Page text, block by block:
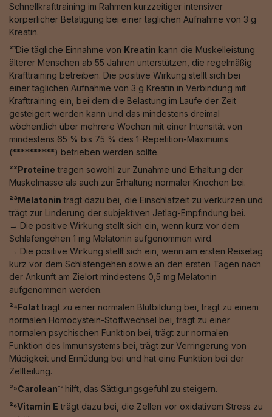
Schnellkrafttraining im Rahmen kurzzeitiger intensiver
körperlicher Betätigung bei einer täglichen Aufnahme von 3 g
Kreatin.
²¹Die tägliche Einnahme von Kreatin kann die Muskelleistung
älterer Menschen ab 55 Jahren unterstützen, die regelmäßig
Krafttraining betreiben. Die positive Wirkung stellt sich bei
einer täglichen Aufnahme von 3 g Kreatin in Verbindung mit
Krafttraining ein, bei dem die Belastung im Laufe der Zeit
gesteigert werden kann und das mindestens dreimal
wöchentlich über mehrere Wochen mit einer Intensität von
mindestens 65 % bis 75 % des 1-Repetition-Maximums
(**********) betrieben werden sollte.
²²Proteine tragen sowohl zur Zunahme und Erhaltung der
Muskelmasse als auch zur Erhaltung normaler Knochen bei.
²³Melatonin trägt dazu bei, die Einschlafzeit zu verkürzen und
trägt zur Linderung der subjektiven Jetlag-Empfindung bei.
→ Die positive Wirkung stellt sich ein, wenn kurz vor dem
Schlafengehen 1 mg Melatonin aufgenommen wird.
→ Die positive Wirkung stellt sich ein, wenn am ersten Reisetag
kurz vor dem Schlafengehen sowie an den ersten Tagen nach
der Ankunft am Zielort mindestens 0,5 mg Melatonin
aufgenommen werden.
²⁴Folatträgt zu einer normalen Blutbildung bei, trägt zu einem
normalen Homocystein-Stoffwechsel bei, trägt zu einer
normalen psychischen Funktion bei, trägt zur normalen
Funktion des Immunsystems bei, trägt zur Verringerung von
Müdigkeit und Ermüdung bei und hat eine Funktion bei der
Zellteilung.
²⁵Carolean™️ hilft, das Sättigungsgefühl zu steigern.
²⁶Vitamin E trägt dazu bei, die Zellen vor oxidativem Stress zu